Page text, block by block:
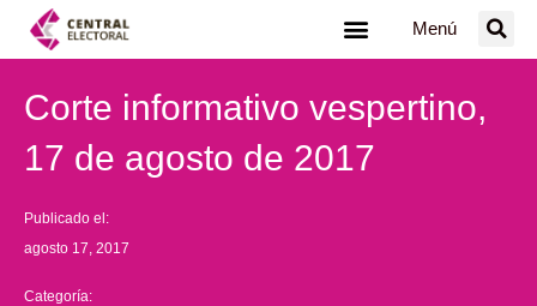
Menú
Corte informativo vespertino,
17 de agosto de 2017
Publicado el:
agosto 17, 2017
Categoría: